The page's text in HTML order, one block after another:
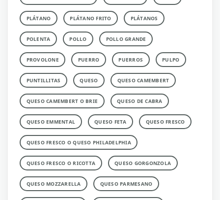
PLÁTANO PLÁTANO FRITO PLÁTANOS
POLENTA POLLO POLLO GRANDE
PROVOLONE PUERRO PUERROS PULPO
PUNTILLITAS QUESO QUESO CAMEMBERT
QUESO CAMEMBERT O BRIE QUESO DE CABRA
QUESO EMMENTAL QUESO FETA QUESO FRESCO
QUESO FRESCO O QUESO PHILADELPHIA
QUESO FRESCO O RICOTTA QUESO GORGONZOLA
QUESO MOZZARELLA QUESO PARMESANO